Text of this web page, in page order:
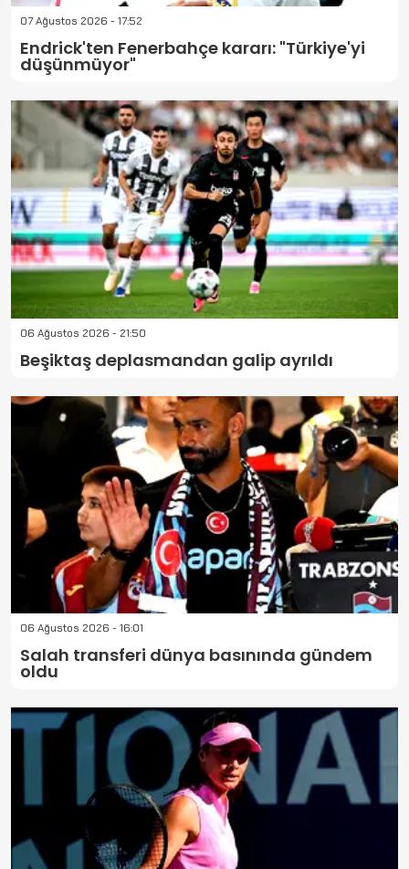
07 Ağustos 2026 - 17:52
Endrick'ten Fenerbahçe kararı: "Türkiye'yi
düşünmüyor"
06 Ağustos 2026 - 21:50
Beşiktaş deplasmandan galip ayrıldı
06 Ağustos 2026 - 16:01
Salah transferi dünya basınında gündem
oldu